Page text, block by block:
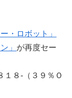
・ロボット」
」 が再度セー
１８-（３９％Ｏ